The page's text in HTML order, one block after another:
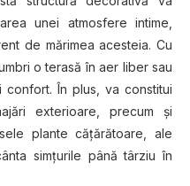
unei atmosfere intime,
de mărimea acesteia. Cu
o terasă în aer liber sau
În plus, va constitui
exterioare, precum şi
plante căţărătoare, ale
simţurile până târziu în